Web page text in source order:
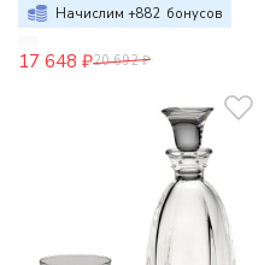
Начислим +882 бонусов
17 648 ₽20 692 ₽